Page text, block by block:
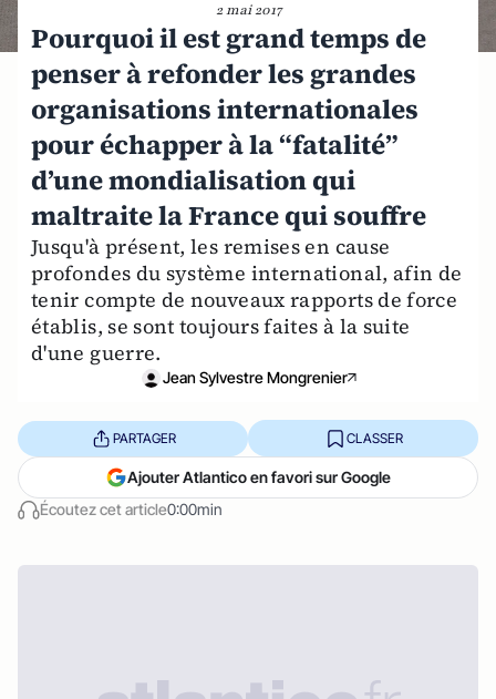
2 mai 2017
Pourquoi il est grand temps de
penser à refonder les grandes
organisations internationales
pour échapper à la “fatalité”
d’une mondialisation qui
maltraite la France qui souffre
Jusqu'à présent, les remises en cause
profondes du système international, afin de
tenir compte de nouveaux rapports de force
établis, se sont toujours faites à la suite
d'une guerre.
Jean Sylvestre Mongrenier
Écoutez cet article0:00min
PARTAGER CLASSER
Ajouter Atlantico en favori sur Google